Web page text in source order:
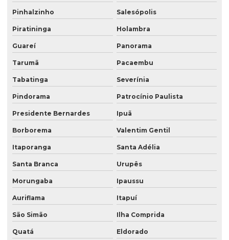
Pinhalzinho Salesópolis
Piratininga Holambra
Guareí Panorama
Tarumã Pacaembu
Tabatinga Severínia
Pindorama Patrocínio Paulista
Presidente Bernardes Ipuã
Borborema Valentim Gentil
Itaporanga Santa Adélia
Santa Branca Urupês
Morungaba Ipaussu
Auriflama Itapuí
São Simão Ilha Comprida
Quatá Eldorado